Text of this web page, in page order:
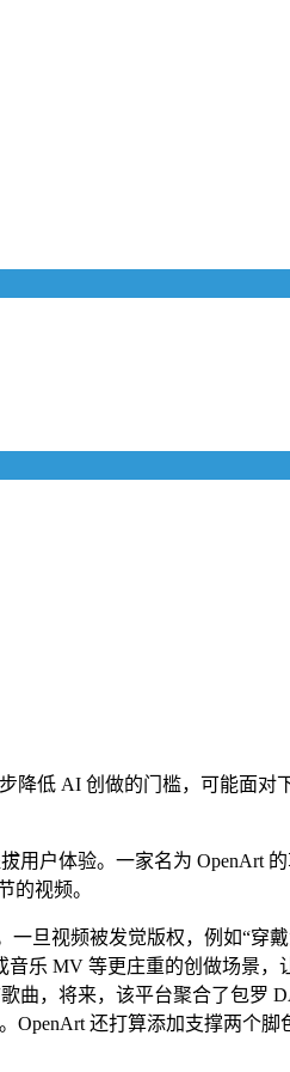
低 AI 创做的门槛，可能面对
户体验。一家名为 OpenArt
的视频。
旦视频被发觉版权，例如“穿戴
乐 MV 等更庄重的创做场景，
曲，将来，该平台聚合了包罗
OpenArt 还打算添加支撑两个